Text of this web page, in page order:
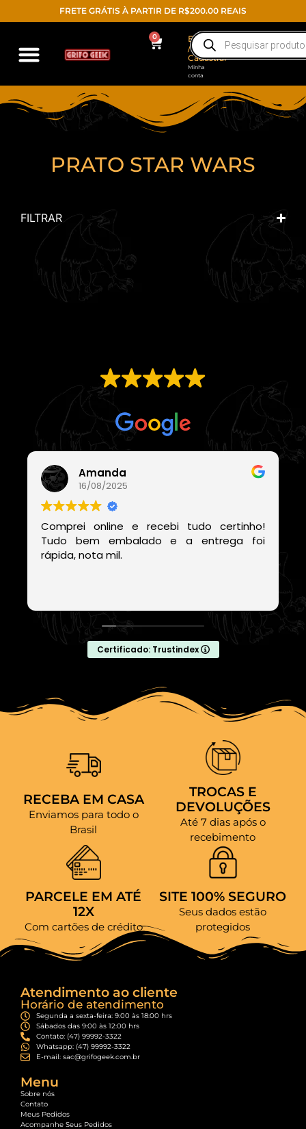
FRETE GRÁTIS À PARTIR DE R$200.00 REAIS
0
Entrar
/
Cadastrar
Minha
conta
PRATO STAR WARS
FILTRAR
Com base em
Amanda
16/08/2025
Comprei online e recebi tudo certinho!
Tudo bem embalado e a entrega foi
rápida, nota mil.
Certificado: Trustindex
RECEBA EM CASA
Enviamos para todo o
Brasil
TROCAS E
DEVOLUÇÕES
Até 7 dias após o
recebimento
PARCELE EM ATÉ
12X
Com cartões de crédito
SITE 100% SEGURO
Seus dados estão
protegidos
Atendimento ao cliente
Horário de atendimento
Segunda a sexta-feira: 9:00 às 18:00 hrs
Sábados das 9:00 às 12:00 hrs
Contato: (47) 99992-3322
Whatsapp: (47) 99992-3322
E-mail: sac@grifogeek.com.br
Menu
Sobre nós
Contato
Meus Pedidos
Acompanhe Seus Pedidos